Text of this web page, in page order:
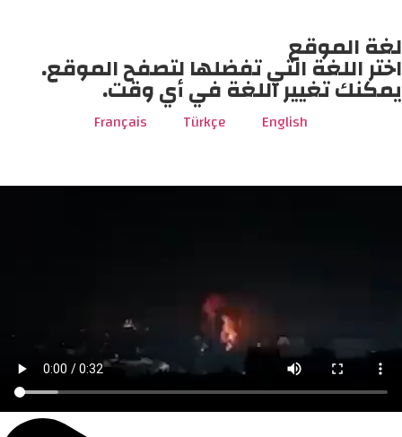
لغة الموقع
اختر اللغة التي تفضلها لتصفح الموقع.
يمكنك تغيير اللغة في أي وقت.
English
Türkçe
Français